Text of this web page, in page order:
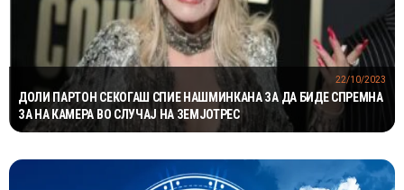
ДОЛИ ПАРТОН СЕКОГАШ СПИЕ НАШМИНКАНА ЗА ДА БИДЕ СПРЕМНА
ЗА НА КАМЕРА ВО СЛУЧАЈ НА ЗЕМЈОТРЕС
22/10/2023